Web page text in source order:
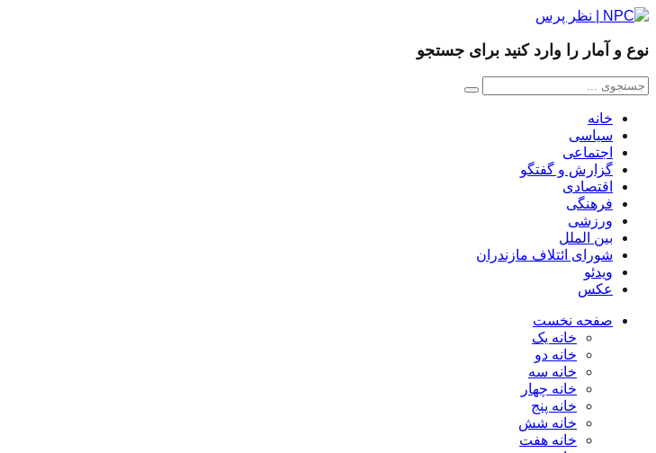
نوع و آمار را وارد کنید برای جستجو
خانه
سیاسی
اجتماعی
گزارش و گفتگو
اقتصادی
فرهنگی
ورزشی
بین الملل
شورای ائتلاف مازندران
ویدئو
عکس
صفحه نخست
خانه یک
خانه دو
خانه سه
خانه چهار
خانه پنج
خانه شش
خانه هفت